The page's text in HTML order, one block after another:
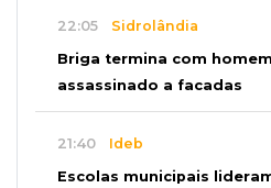
22:05 Sidrolândia
Briga termina com
assassinado a facadas
21:40 Ideb
Escolas municipais